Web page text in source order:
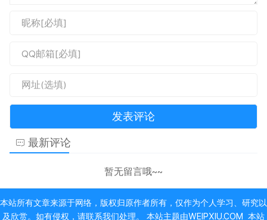
最新评论
暂无留言哦~~
本站所有文章来源于网络，版权归原作者所有，仅作为个人学习、研究以
及欣赏。如有侵权，请联系我们处理。 本站主题由WEIPXIU.COM 本站